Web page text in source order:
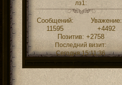
лз1:
Сообщений:
11595
Уважение:
+4492
Позитив: +2758
Последний визит:
Сегодня 15:11:36